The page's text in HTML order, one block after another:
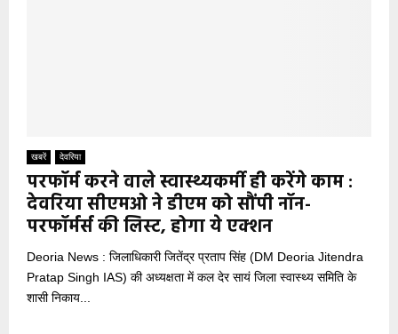
खबरें देवरिया
परफॉर्म करने वाले स्वास्थ्यकर्मी ही करेंगे काम :
देवरिया सीएमओ ने डीएम को सौंपी नॉन-
परफॉर्मर्स की लिस्ट, होगा ये एक्शन
Deoria News : जिलाधिकारी जितेंद्र प्रताप सिंह (DM Deoria Jitendra
Pratap Singh IAS) की अध्यक्षता में कल देर सायं जिला स्वास्थ्य समिति के
शासी निकाय...